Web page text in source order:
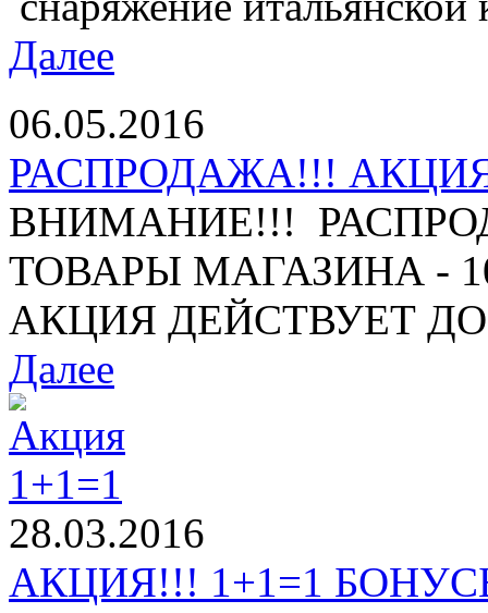
Далее
06.05.2016
РАСПРОДАЖА!!! АКЦИЯ
ВНИМАНИЕ!!!
ТОВАРЫ МАГАЗИНА -
АКЦИЯ ДЕЙСТВУЕТ
Далее
28.03.2016
АКЦИЯ!!! 1+1=1